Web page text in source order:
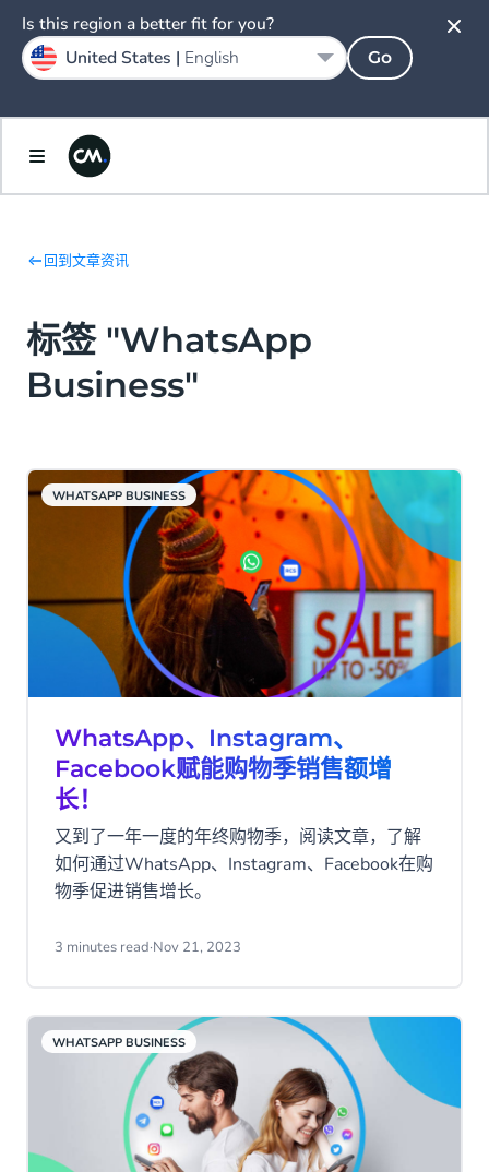
回到文章资讯
标签 "WhatsApp
Business"
WHATSAPP BUSINESS
WhatsApp、Instagram、
Facebook赋能购物季销售额增
长！
又到了一年一度的年终购物季，阅读文章，了解
如何通过WhatsApp、Instagram、Facebook在购
物季促进销售增长。
3 minutes read·Nov 21, 2023
WHATSAPP BUSINESS
Is this region a better fit for you?
United States | English Go